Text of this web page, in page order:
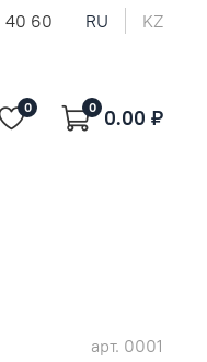
40 60 RU KZ
0 0 0.00 ₽
арт. 0001